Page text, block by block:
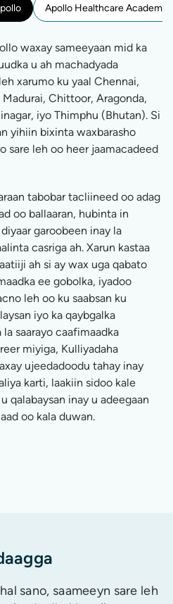
Apollo Healthcare Academy
waxay sameeyaan mid ka
u ah machadyada
xarumo ku yaal Chennai,
Chittoor, Aragonda,
iyo Thimphu (Bhutan). Si
yihiin bixinta waxbarasho
sare leh oo heer jaamacadeed
tabobar tacliineed oo adag
oo ballaaran, hubinta in
garoobeen inay la
casriga ah. Xarun kastaa
ah si ay wax uga qabato
ee gobolka, iyadoo
leh oo ku saabsan ku
iyo ka qaybgalka
la saarayo caafimaadka
miyiga, Kulliyadaha
ujeedadoodu tahay inay
karti, laakiin sidoo kale
qalabaysan inay u adeegaan
oo kala duwan.
sano, saameeyn sare leh